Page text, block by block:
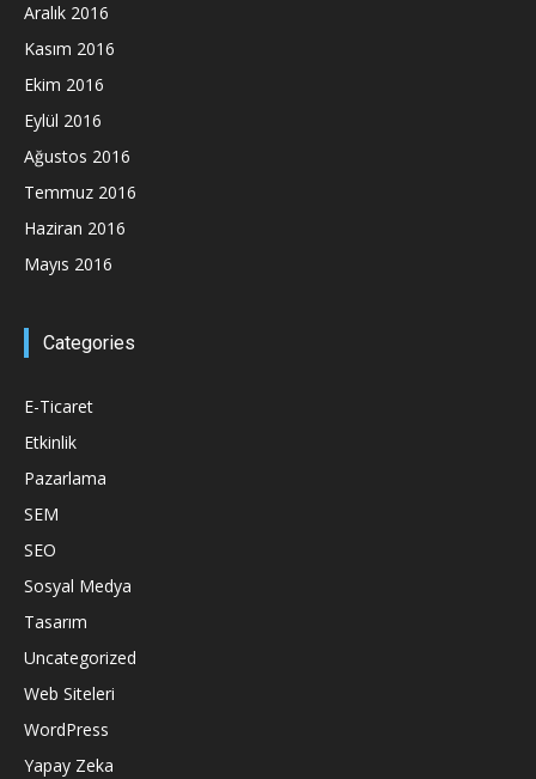
Aralık 2016
Kasım 2016
Ekim 2016
Eylül 2016
Ağustos 2016
Temmuz 2016
Haziran 2016
Mayıs 2016
Categories
E-Ticaret
Etkinlik
Pazarlama
SEM
SEO
Sosyal Medya
Tasarım
Uncategorized
Web Siteleri
WordPress
Yapay Zeka